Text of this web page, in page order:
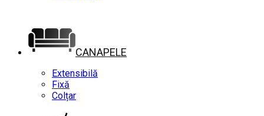
CANAPELE
Extensibilă
Fixă
Colțar